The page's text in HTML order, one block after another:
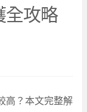
全攻略
高？本文完整解